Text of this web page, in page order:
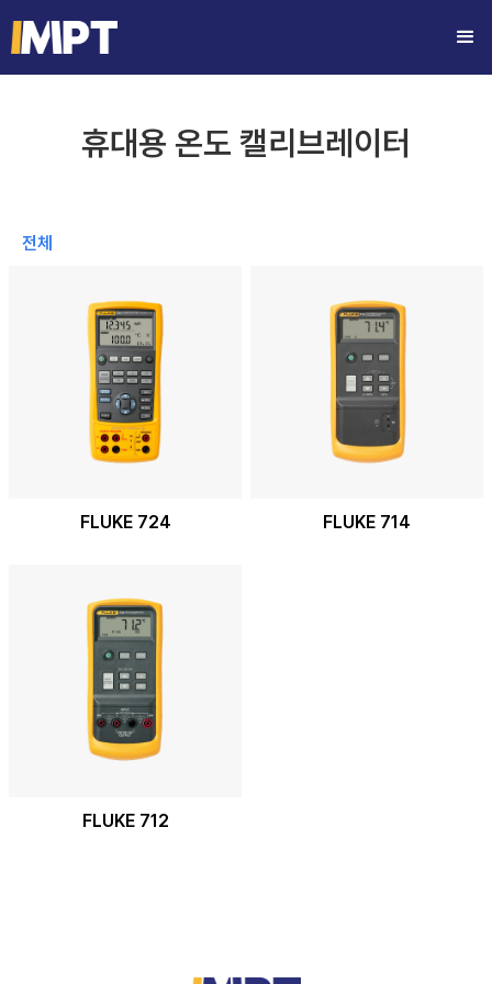
휴대용 온도 캘리브레이터
전체
FLUKE 724 FLUKE 714
FLUKE 712